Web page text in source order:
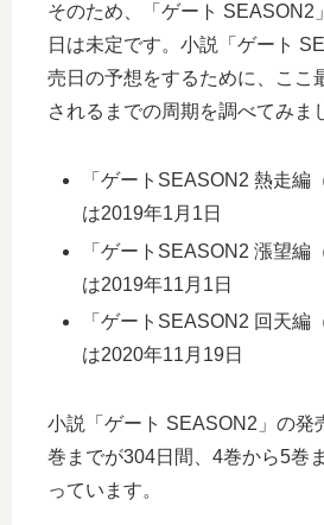
そのため、「ゲート SEASON2
日は未定です。小説「ゲート
売日の予想をするために、ここ
されるまでの周期を調べてみま
「ゲートSEASON2 熱走編
は2019年1月1日
「ゲートSEASON2 漲望編
は2019年11月1日
「ゲートSEASON2 回天編
は2020年11月19日
小説「ゲート SEASON2」の発
巻までが304日間、4巻から5巻
っています。